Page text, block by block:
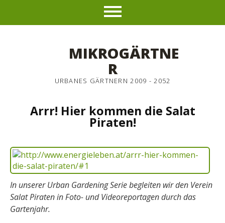
MIKROGÄRTNE
R
URBANES GÄRTNERN 2009 - 2052
Arrr! Hier kommen die Salat
Piraten!
In unserer Urban Gardening Serie begleiten wir den Verein
Salat Piraten in Foto- und Videoreportagen durch das
Gartenjahr.